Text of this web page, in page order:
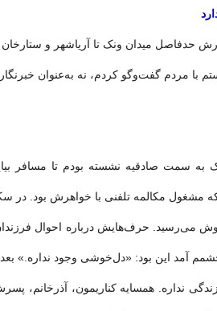
حدفاصل میدان ونک تا آریاشهر و ستارخان
با مردم گفت‌وگو کردم، نه به‌عنوان
مشغول مکالمه تلفنی با خواهرش بود. در
می‌رسید. حرف‌هایش درباره احوال
آمد این بود: «دل‌خوشی وجود نداره.» بعد
نداره. همسایه کناریمون، آذرخانم،